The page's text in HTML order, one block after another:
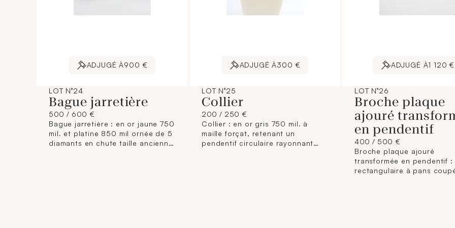
ADJUGÉ À900 €
LOT N°24
Bague jarretière
500 / 600 €
Bague jarretière : en or jaune 750
mil. et platine 850 mil ornée de 5
diamants en chute taille ancienne
ADJUGÉ À300 €
LOT N°25
Collier
200 / 250 €
Collier : en or gris 750 mil. à
maille forçat, retenant un
pendentif circulaire rayonnant
ADJUGÉ À1 120 €
LOT N°26
Broche plaque
ajouré
en pendentif
400 / 500 €
Broche plaque ajouré
transformée en pendentif :
rectangulaire à pans